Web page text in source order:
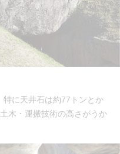
に天井石は約77トンとか
木・運搬技術の高さがうか